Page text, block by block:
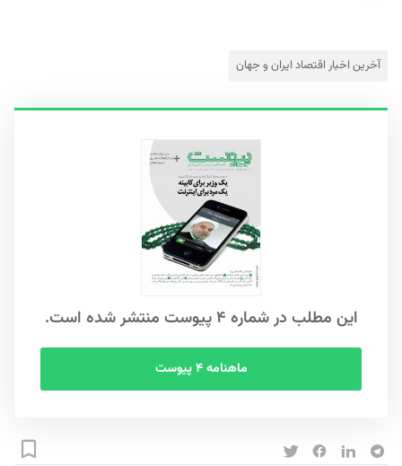
آخرین اخبار اقتصاد ایران و جهان
این مطلب در شماره ۴ پیوست منتشر شده است.
ماهنامه ۴ پیوست